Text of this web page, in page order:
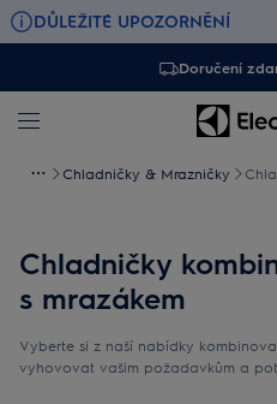
DŮLEŽITÉ UPOZORNĚNÍ
Doručení
Chladničky & Mrazničky
Chladničky
s mrazákem
Vyberte si z naší nabídky
vyhovovat vašim požadavkům a